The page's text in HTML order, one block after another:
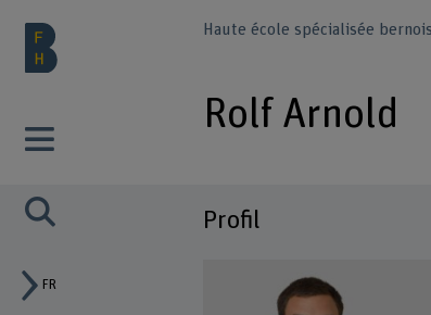
FR
Haute école spécialisée
Rolf Arnold
Profil